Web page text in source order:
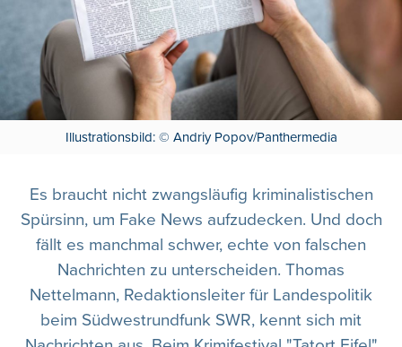
Illustrationsbild: © Andriy Popov/Panthermedia
Es braucht nicht zwangsläufig kriminalistischen
Spürsinn, um Fake News aufzudecken. Und doch
fällt es manchmal schwer, echte von falschen
Nachrichten zu unterscheiden. Thomas
Nettelmann, Redaktionsleiter für Landespolitik
beim Südwestrundfunk SWR, kennt sich mit